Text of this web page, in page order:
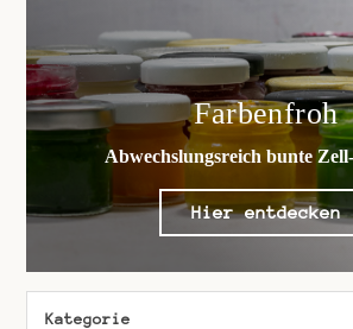
Farbenfroh
Abwechslungsreich bunte Zell-Nahrung
Hier entdecken
Kategorie